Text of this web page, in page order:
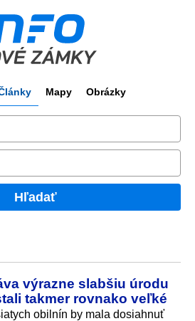
Mapy Obrázky
Hľadať
výrazne slabšiu úrodu
takmer rovnako veľké
obilnín by mala dosiahnuť